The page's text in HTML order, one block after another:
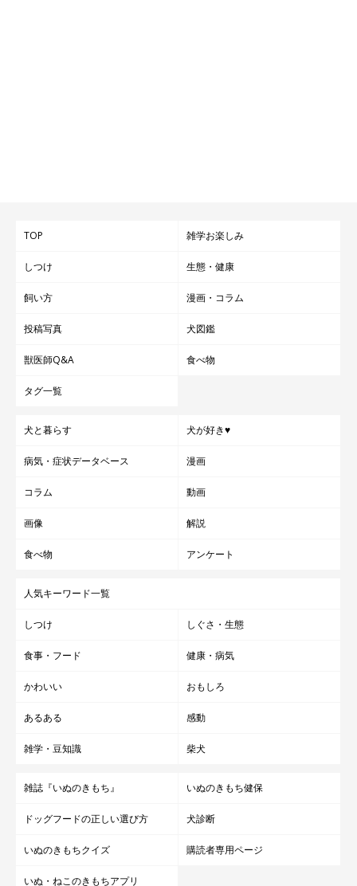
TOP 雑学お楽しみ
しつけ 生態・健康
飼い方 漫画・コラム
投稿写真 犬図鑑
獣医師Q&A 食べ物
タグ一覧
犬と暮らす 犬が好き♥
病気・症状データベース 漫画
コラム 動画
画像 解説
食べ物 アンケート
人気キーワード一覧
しつけ しぐさ・生態
食事・フード 健康・病気
かわいい おもしろ
あるある 感動
雑学・豆知識 柴犬
雑誌『いぬのきもち』 いぬのきもち健保
ドッグフードの正しい選び方 犬診断
いぬのきもちクイズ 購読者専用ページ
いぬ・ねこのきもちアプリ